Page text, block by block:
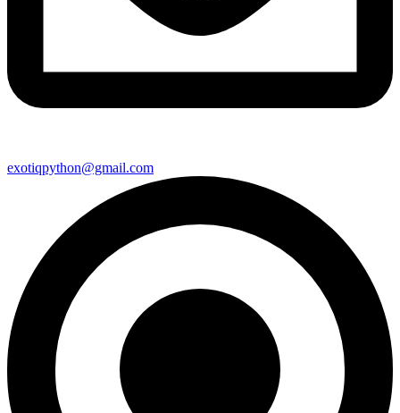
exotiqpython@gmail.com